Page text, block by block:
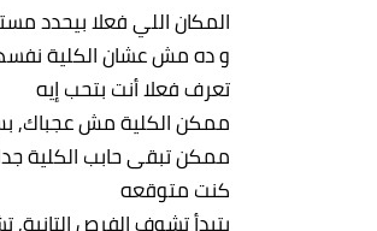
المكان اللي فعلا بيحدد
و ده مش عشان الكلية
تعرف فعلا أنت بتحب إيه
ممكن الكلية مش عجباك,
ممكن تبقى حابب الكلية
كنت متوقعه
بتبدأ تشوف الفرص